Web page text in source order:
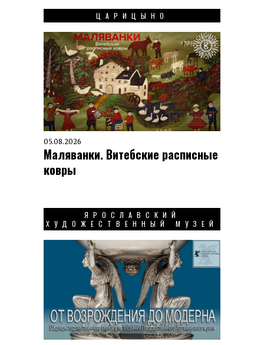
ЦАРИЦЫНО
05.08.2026
Маляванки. Витебские расписные
ковры
ЯРОСЛАВСКИЙ
ХУДОЖЕСТВЕННЫЙ МУЗЕЙ